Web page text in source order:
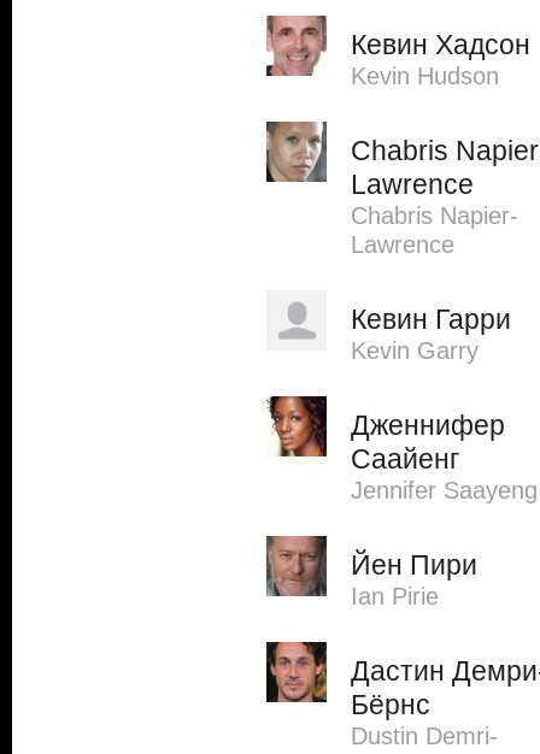
Кевин Хадсон
Kevin Hudson
Chabris
Lawrence
Chabris Napier-
Lawrence
Кевин Гарри
Kevin Garry
Дженнифер
Саайенг
Jennifer Saayeng
Йен Пири
Ian Pirie
Дастин
Бёрнс
Dustin Demri-